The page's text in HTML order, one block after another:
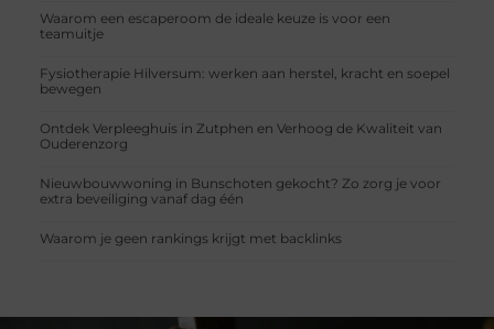
Waarom een escaperoom de ideale keuze is voor een
teamuitje
Fysiotherapie Hilversum: werken aan herstel, kracht en soepel
bewegen
Ontdek Verpleeghuis in Zutphen en Verhoog de Kwaliteit van
Ouderenzorg
Nieuwbouwwoning in Bunschoten gekocht? Zo zorg je voor
extra beveiliging vanaf dag één
Waarom je geen rankings krijgt met backlinks